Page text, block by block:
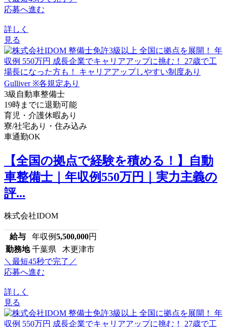
応募へ進む
詳しく
見る
3級自動車整備士
19時までに退勤可能
育児・介護休暇あり
寮/社宅あり・住み込み
車通勤OK
【全国の拠点で経験を積める！】自動
車整備士｜年収例550万円｜実力主義の
評...
株式会社IDOM
給与 年収例5,500,000円
勤務地 千葉県 木更津市
＼最短45秒で完了／
応募へ進む
詳しく
見る